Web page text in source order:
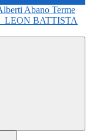
LEON BATTISTA